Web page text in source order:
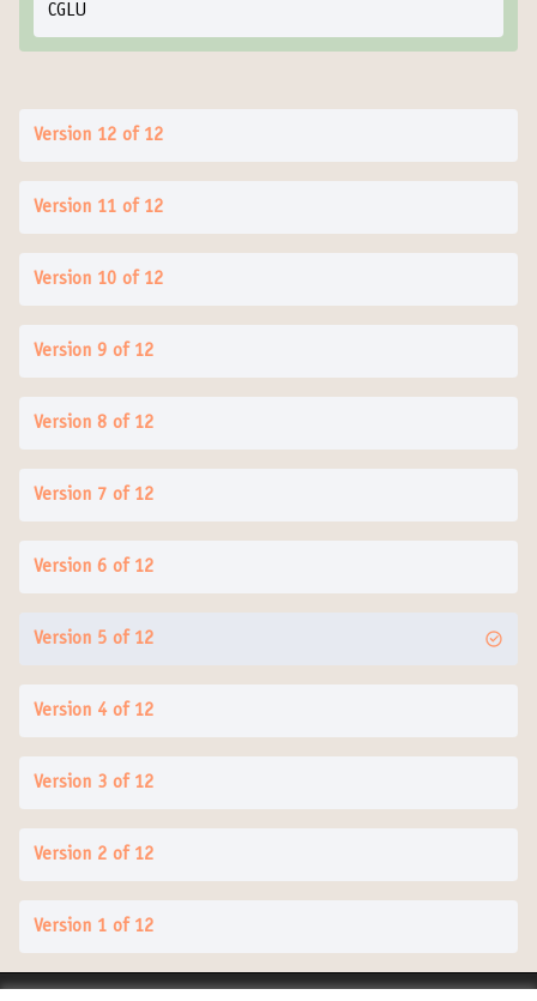
CGLU
Version 12 of 12
Version 11 of 12
Version 10 of 12
Version 9 of 12
Version 8 of 12
Version 7 of 12
Version 6 of 12
Version 5 of 12
Version 4 of 12
Version 3 of 12
Version 2 of 12
Version 1 of 12